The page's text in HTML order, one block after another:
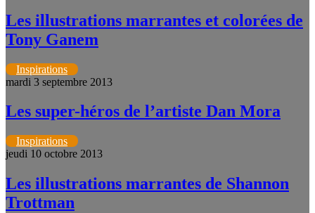
Les illustrations marrantes et colorées de
Tony Ganem
Inspirations
mardi 3 septembre 2013
Les super-héros de l’artiste Dan Mora
Inspirations
jeudi 10 octobre 2013
Les illustrations marrantes de Shannon
Trottman